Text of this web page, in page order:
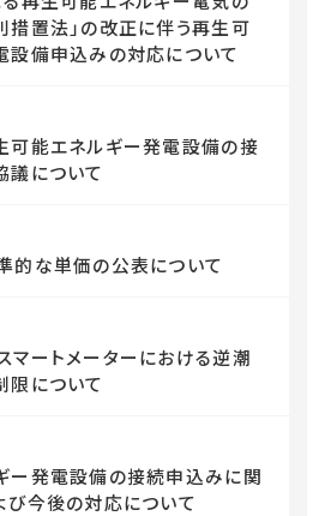
措置法」の改正に伴う再生可
設備申込みの対応について
可能エネルギー発電設備の接
議について
的な単価の公表について
マートメーターにおける逆潮
限について
ー発電設備の接続申込みに関
び今後の対応について